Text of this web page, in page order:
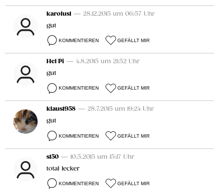
karolus1 — 28.12.2015 um 06:57 Uhr
gut
KOMMENTIEREN GEFÄLLT MIR
Hel Pi — 4.8.2015 um 21:52 Uhr
gut
KOMMENTIEREN GEFÄLLT MIR
klaus1958 — 28.7.2015 um 19:24 Uhr
gut
KOMMENTIEREN GEFÄLLT MIR
s150 — 10.5.2015 um 15:17 Uhr
total lecker
KOMMENTIEREN GEFÄLLT MIR